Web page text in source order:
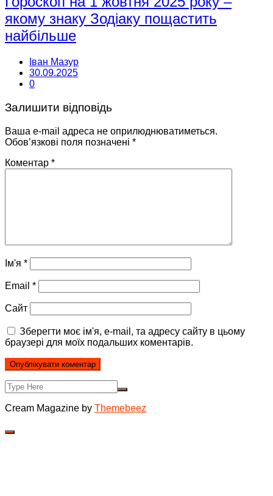
якому знаку Зодіаку пощастить
найбільше
Іван Мазур
30.09.2025
0
Залишити відповідь
Ваша e-mail адреса не оприлюднюватиметься.
Обов’язкові поля позначені *
Коментар *
Ім'я *
Email *
Сайт
Зберегти моє ім'я, e-mail, та адресу сайту в цьому
браузері для моїх подальших коментарів.
Cream Magazine by Themebeez